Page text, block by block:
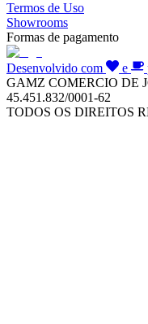
Termos de Uso
Showrooms
Formas de pagamento
Desenvolvido com e
GAMZ COMERCIO DE
45.451.832/0001-62
TODOS OS DIREITOS